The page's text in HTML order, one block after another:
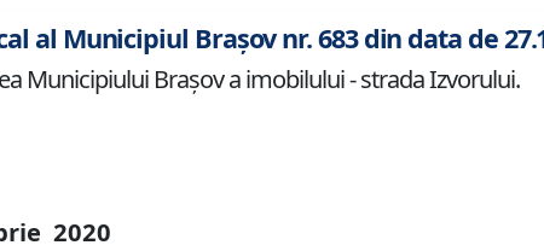
al Municipiul Brașov nr. 683 din data de
Municipiului Braşov a imobilului - strada Izvorului.
2020